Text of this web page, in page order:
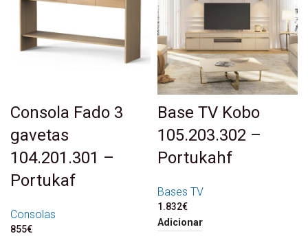
Consola Fado 3
gavetas
104.201.301 –
Portukaf
Consolas
855€
Base TV Kobo
105.203.302 –
Portukahf
Bases TV
1.832€
Adicionar